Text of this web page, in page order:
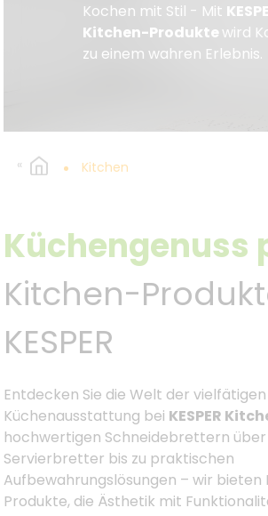
Kochen mit Stil - Mit
Kitchen-Produktewird
zu einem wahren Erlebnis.
Kitchen
Küchengenuss
Kitchen-
KESPER
Entdecken Sie die Welt der vielfätigen
Küchenausstattung bei KESPER
hochwertigen Schneidebrettern
Servierbretter bis zu praktischen
Aufbewahrungslösungen – wir bieten
Produkte, die Ästhetik mit